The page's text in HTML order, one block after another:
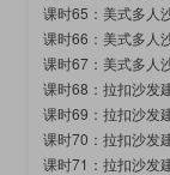
课时65：美式多人
课时66：美式多人
课时67：美式多人
课时68：拉扣沙发
课时69：拉扣沙发
课时70：拉扣沙发
课时71：拉扣沙发